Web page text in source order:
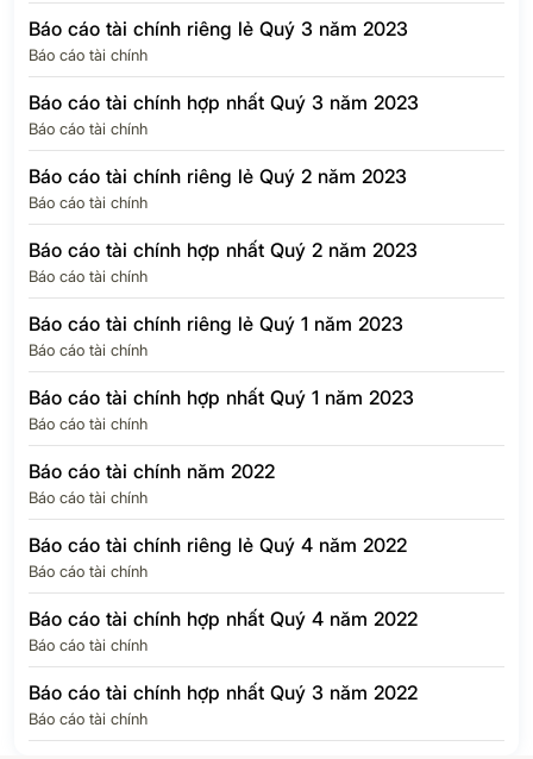
Báo cáo tài chính riêng lẻ Quý 3 năm 2023
Báo cáo tài chính
Báo cáo tài chính hợp nhất Quý 3 năm 2023
Báo cáo tài chính
Báo cáo tài chính riêng lẻ Quý 2 năm 2023
Báo cáo tài chính
Báo cáo tài chính hợp nhất Quý 2 năm 2023
Báo cáo tài chính
Báo cáo tài chính riêng lẻ Quý 1 năm 2023
Báo cáo tài chính
Báo cáo tài chính hợp nhất Quý 1 năm 2023
Báo cáo tài chính
Báo cáo tài chính năm 2022
Báo cáo tài chính
Báo cáo tài chính riêng lẻ Quý 4 năm 2022
Báo cáo tài chính
Báo cáo tài chính hợp nhất Quý 4 năm 2022
Báo cáo tài chính
Báo cáo tài chính hợp nhất Quý 3 năm 2022
Báo cáo tài chính